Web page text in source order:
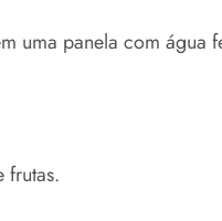
uma panela com
frutas.